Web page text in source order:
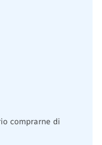
comprarne di